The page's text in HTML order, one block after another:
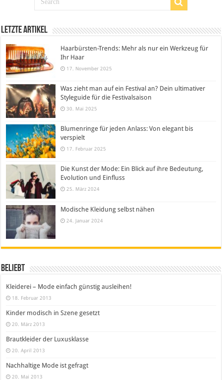
Letzte Artikel
Haarbürsten-Trends: Mehr als nur ein Werkzeug für
Ihr Haar
17. November 2025
Was zieht man auf ein Festival an? Dein ultimativer
Styleguide für die Festivalsaison
30. Mai 2025
Blumenringe für jeden Anlass: Von elegant bis
verspielt
17. Februar 2025
Die Kunst der Mode: Ein Blick auf ihre Bedeutung,
Evolution und Einfluss
25. März 2024
Modische Kleidung selbst nähen
24. Januar 2024
Beliebt
Kleiderei – Mode einfach günstig ausleihen!
18. Februar 2013
Kinder modisch in Szene gesetzt
20. März 2013
Brautkleider der Luxusklasse
20. April 2013
Nachhaltige Mode ist gefragt
20. Mai 2013